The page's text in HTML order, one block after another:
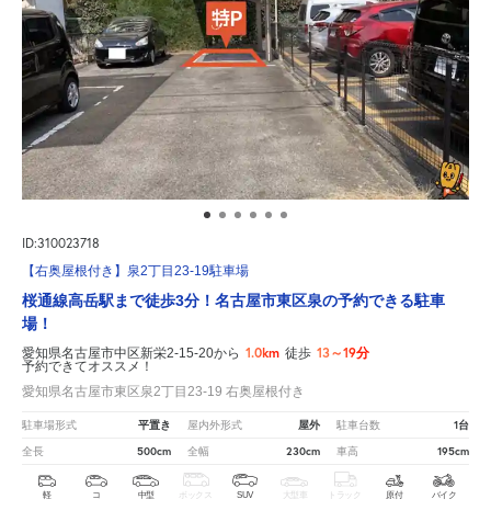
ID:310023718
【右奥屋根付き】泉2丁目23-19駐車場
桜通線高岳駅まで徒歩3分！名古屋市東区泉の予約できる駐車
場！
愛知県名古屋市中区新栄2-15-20から 1.0km 徒歩 13～19分
予約できてオススメ！
愛知県名古屋市東区泉2丁目23-19 右奥屋根付き
駐車場形式 平置き 屋内外形式 屋外 駐車台数 1台
全長 500cm 全幅 230cm 車高 195cm
軽 コ 中型 ボックス SUV 大型車 トラック 原付 バイク